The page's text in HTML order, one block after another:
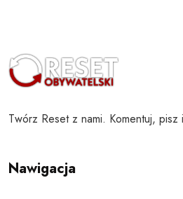
Twórz Reset z nami. Komentuj, pisz
Nawigacja